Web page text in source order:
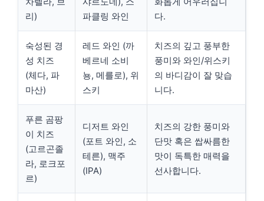
리)
파클링 와인
다.
숙성된 경
성 치즈
(체다, 파
마산)
레드 와인 (까
베르네 소비
뇽, 메를로), 위
스키
치즈의 깊고 풍부한
풍미와 와인/위스키
의 바디감이 잘 맞습
니다.
푸른 곰팡
이 치즈
(고르곤졸
라, 로크포
르)
디저트 와인
(포트 와인, 소
테른), 맥주
(IPA)
치즈의 강한 풍미와
단맛 혹은 쌉싸름한
맛이 독특한 매력을
선사합니다.